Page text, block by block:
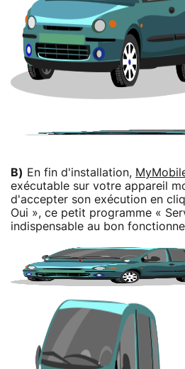
B) En fin d'installation,
exécutable sur votre appareil
d'accepter son exécution en
Oui », ce petit programme «
indispensable au bon